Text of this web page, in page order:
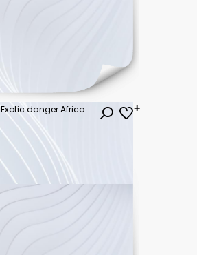
Big collection of wild animals. Exotic danger African. Tropical. Vector illustration on white background.